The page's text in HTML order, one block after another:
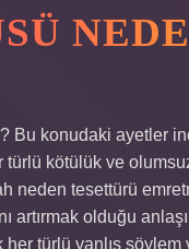
Bu konudaki ayetler
kötülük ve
neden tesettürü
artırmak olduğu
türlü yanlış